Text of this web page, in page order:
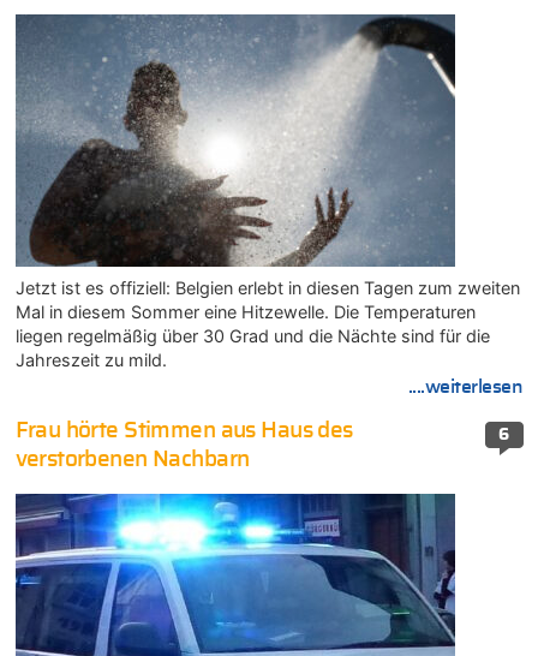
Jetzt ist es offiziell: Belgien erlebt in diesen Tagen zum zweiten
Mal in diesem Sommer eine Hitzewelle. Die Temperaturen
liegen regelmäßig über 30 Grad und die Nächte sind für die
Jahreszeit zu mild.
....weiterlesen
6
Frau hörte Stimmen aus Haus des
verstorbenen Nachbarn